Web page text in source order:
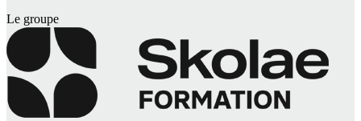
Le groupe